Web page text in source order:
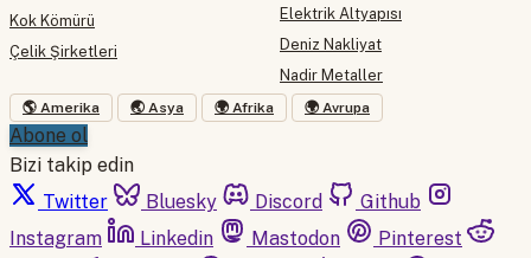
Kok Kömürü
Çelik Şirketleri
Elektrik Altyapısı
Deniz Nakliyat
Nadir Metaller
🌎 Amerika 🌏 Asya 🌍 Afrika 🌍 Avrupa
Abone ol
Bizi takip edin
Twitter
Bluesky Discord
Github
Instagram
Linkedin Mastodon
Pinterest